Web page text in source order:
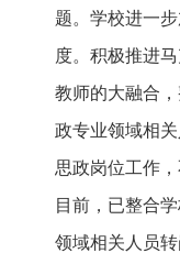
题。学校进一
度。积极推进
教师的大融合
政专业领域相
思政岗位工作
目前，已整合
领域相关人员